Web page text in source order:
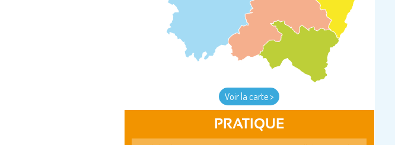
Voir la carte >
PRATIQUE